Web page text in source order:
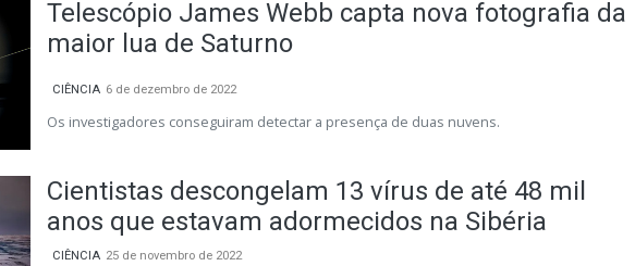
Telescópio James Webb capta nova fotografia da
maior lua de Saturno
CIÊNCIA 6 de dezembro de 2022
Os investigadores conseguiram detectar a presença de duas nuvens.
Cientistas descongelam 13 vírus de até 48 mil
anos que estavam adormecidos na Sibéria
CIÊNCIA 25 de novembro de 2022